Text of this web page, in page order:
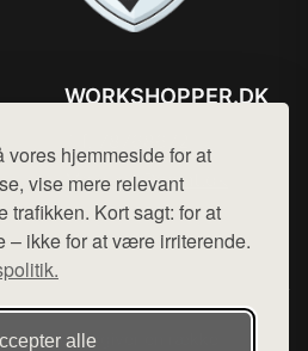
vores hjemmeside for at
vise mere relevant
trafikken. Kort sagt: for at
– ikke for at være irriterende.
alle
WORKSHOPPER.DK
Mail: hej@want.dk
Cookie- og privatlivspolitik
der udgiver en række